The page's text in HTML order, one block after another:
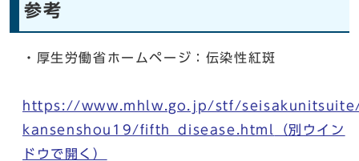
参考
・厚生労働省ホームページ：伝染性紅斑
https://www.mhlw.go.jp/stf/
kansenshou19/fifth_disease.html
（別ウイン
ドウで開く）